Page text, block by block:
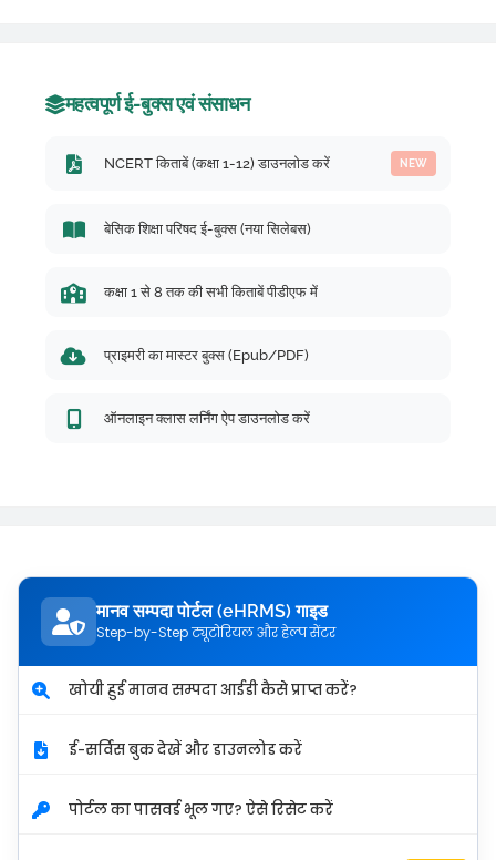
महत्वपूर्ण ई-बुक्स एवं संसाधन
NCERT किताबें (कक्षा 1-12) डाउनलोड करें NEW
बेसिक शिक्षा परिषद ई-बुक्स (नया सिलेबस)
कक्षा 1 से 8 तक की सभी किताबें पीडीएफ में
प्राइमरी का मास्टर बुक्स (Epub/PDF)
ऑनलाइन क्लास लर्निंग ऐप डाउनलोड करें
मानव सम्पदा पोर्टल (eHRMS) गाइड
Step-by-Step ट्यूटोरियल और हेल्प सेंटर
खोयी हुई मानव सम्पदा आईडी कैसे प्राप्त करें?
ई-सर्विस बुक देखें और डाउनलोड करें
पोर्टल का पासवर्ड भूल गए? ऐसे रिसेट करें